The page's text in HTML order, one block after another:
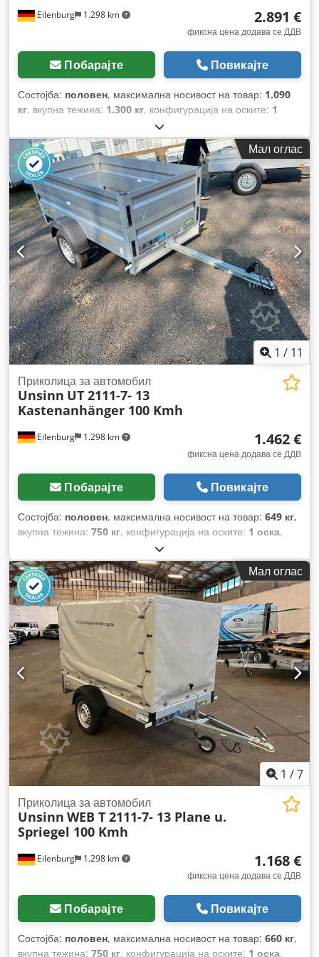
Eilenburg 1.298 km 2.891 €
фиксна цена додава се ДДВ
Побарајте Повикајте
Состојба: половен, максимална носивост на товар: 1.090
кг, вкупна тежина: 1.300 кг, конфигурација на оските: 1
01/2025
простор:2.300 мм, ширина на товарниот простор:1.510
мм, висина на просторот за товарење:1.560 мм , вкупна
ширина:1.580 мм, вкупна висина:300 мм,
Мал оглас
1 / 11
Eilenburg 1.298 km
Приколица за автомобил
Unsinn UT 2111-7- 13
Kastenanhänger 100 Kmh
1.462 €
фиксна цена додава се ДДВ
Побарајте Повикајте
Состојба: половен, максимална носивост на товар: 649 кг,
вкупна тежина: 750 кг, конфигурација на оските: 1 оска,
, должина на товарниот
простор:2.100 мм, ширина на товарниот простор:1.100
мм, висина на просторот за товарење:650 мм, вкупна
ширина:1.555 мм, вкупна висина:900 мм,
Мал оглас
1 /7
Eilenburg 1.298 km
Приколица за автомобил
Unsinn WEB T 2111-7- 13 Plane u.
Spriegel 100 Kmh
1.168 €
фиксна цена додава се ДДВ
Побарајте Повикајте
Состојба: половен, максимална носивост на товар: 660 кг,
вкупна тежина: 750 кг, конфигурација на оските: 1 оска,